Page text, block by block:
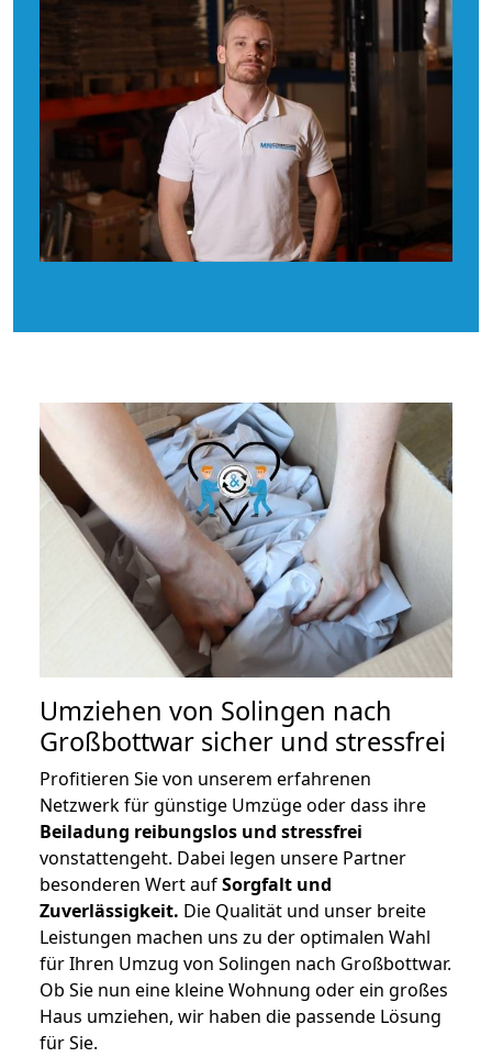
Umziehen von Solingen nach
Großbottwar sicher und stressfrei
Profitieren Sie von unserem erfahrenen
Netzwerk für günstige Umzüge oder dass ihre
Beiladung reibungslos und stressfrei
vonstattengeht. Dabei legen unsere Partner
besonderen Wert aufSorgfalt und
Zuverlässigkeit. Die Qualität und unser breite
Leistungen machen uns zu der optimalen Wahl
für Ihren Umzug von Solingen nach Großbottwar.
Ob Sie nun eine kleine Wohnung oder ein großes
Haus umziehen, wir haben die passende Lösung
für Sie.